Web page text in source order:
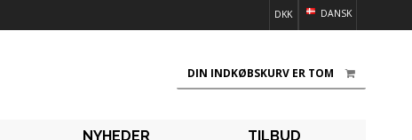
DANSK
DKK
DIN INDKØBSKURV ER TOM
NYHEDER TILBUD